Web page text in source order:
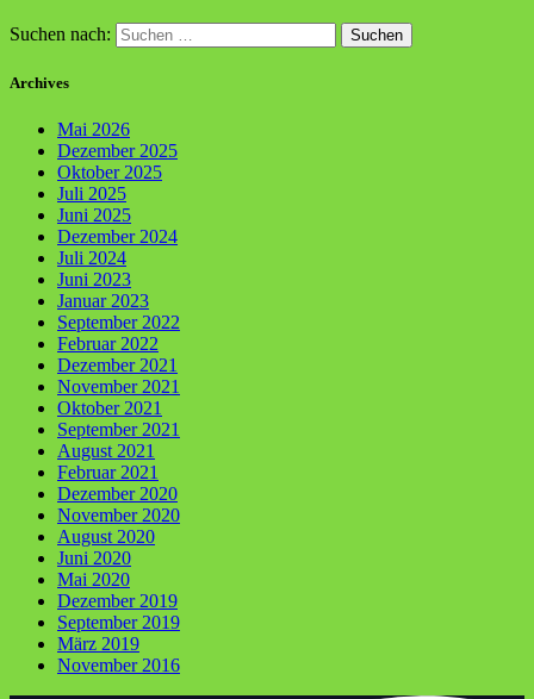
Suchen nach:
Archives
Mai 2026
Dezember 2025
Oktober 2025
Juli 2025
Juni 2025
Dezember 2024
Juli 2024
Juni 2023
Januar 2023
September 2022
Februar 2022
Dezember 2021
November 2021
Oktober 2021
September 2021
August 2021
Februar 2021
Dezember 2020
November 2020
August 2020
Juni 2020
Mai 2020
Dezember 2019
September 2019
März 2019
November 2016